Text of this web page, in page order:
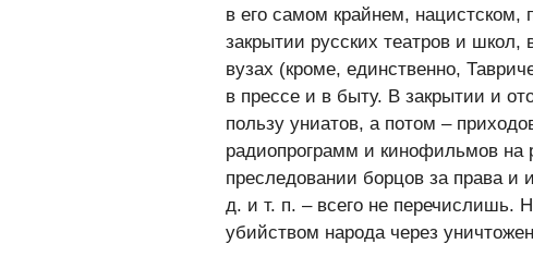
в его самом крайнем, нацистском,
закрытии русских театров и школ,
вузах (кроме, единственно,
в прессе и в быту. В закрытии и
пользу униатов, а потом –
радиопрограмм и кинофильмов на
преследовании борцов за права и
д. и т. п. – всего не перечислишь.
убийством народа через